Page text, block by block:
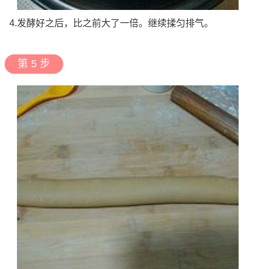
4.发酵好之后，比之前大了一倍。继续揉匀排气。
第 5 步